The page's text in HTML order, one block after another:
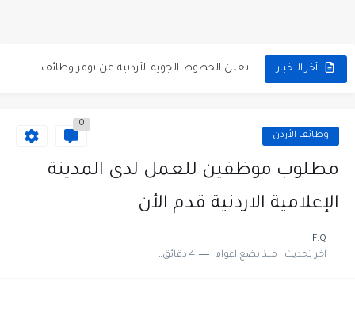
أخر الاخبار تعلن الخطوط الجوية الأردنية عن توفر وظائف شاغرة لمضيفي طيران
مطلوب عامل نظافة عدد 2 بدوام كامل او جزئي في... وظائف الأردن
0
مطلوب موظفين للعمل لدى المدينة
الإعلامية الاردنية قدم الأن
F.Q
اخر تحديث : منذ بضع اعوام 4 دقائق للقراءة